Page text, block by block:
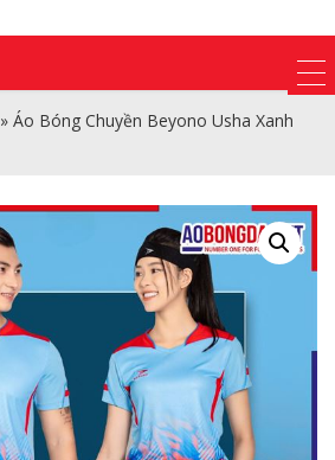
» Áo Bóng Chuyền Beyono Usha Xanh